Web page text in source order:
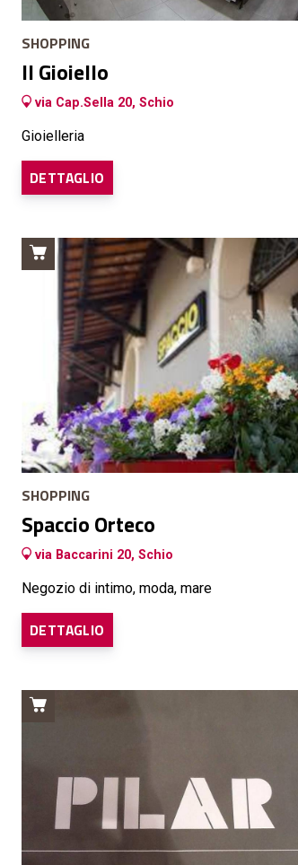
SHOPPING
Il Gioiello
via Cap.Sella 20, Schio
Gioielleria
DETTAGLIO
SHOPPING
Spaccio Orteco
via Baccarini 20, Schio
Negozio di intimo, moda, mare
DETTAGLIO